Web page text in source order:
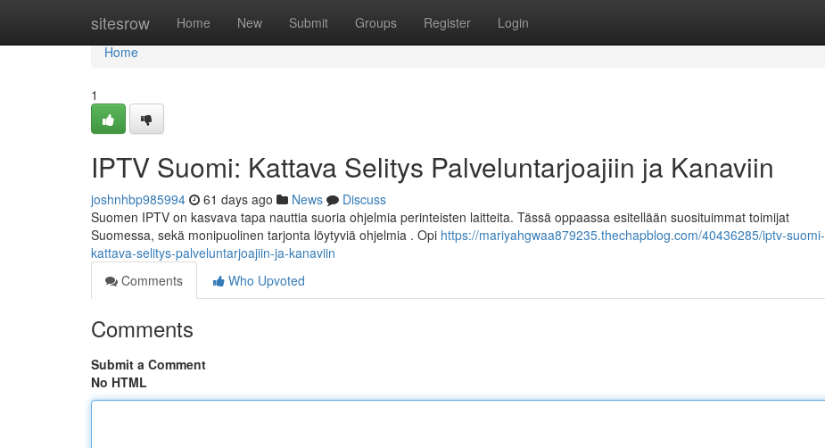
sitesrow Home New Submit Groups Register Login
Home
Home
1
IPTV Suomi: Kattava Selitys Palveluntarjoajiin ja Kanaviin
joshnhbp985994 61 days ago News
Discuss
Suomen IPTV on kasvava tapa nauttia suoria ohjelmia perinteisten laitteita. Tässä oppaassa esitellään suosituimmat toimijat
Suomessa, sekä monipuolinen tarjonta löytyviä ohjelmia . Opi https://mariyahgwaa879235.thechapblog.com/40436285/iptv-suomi-
kattava-selitys-palveluntarjoajiin-ja-kanaviin
Comments
Who Upvoted
Comments
Submit a Comment
No HTML